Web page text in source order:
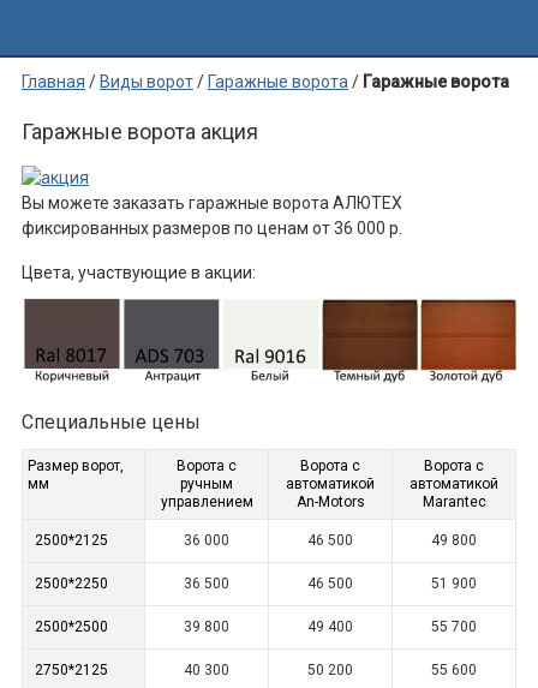
Главная / Виды ворот/ Гаражные ворота / Гаражные ворота
Гаражные ворота акция
Вы можете заказать гаражные ворота АЛЮТЕХ
фиксированных размеров по ценам от 36 000 р.
Цвета, участвующие в акции:
Специальные цены
Размер ворот,
мм
Ворота с
ручным
управлением
Ворота с
автоматикой
An-Motors
Ворота с
автоматикой
Marantec
2500*2125 36 000 46 500 49 800
2500*2250 36 500 46 500 51 900
2500*2500 39 800 49 400 55 700
2750*2125 40 300 50 200 55 600